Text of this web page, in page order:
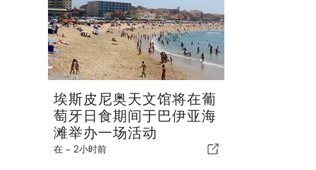
埃斯皮尼奥天文馆将在葡
萄牙日食期间于巴伊亚海
滩举办一场活动
在 - 2小时前